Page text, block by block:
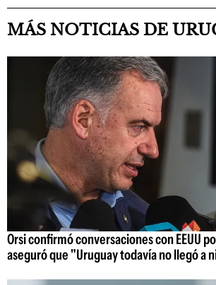
MÁS NOTICIAS DE
Orsi confirmó conversaciones con EEUU
aseguró que "Uruguay todavía no llegó a